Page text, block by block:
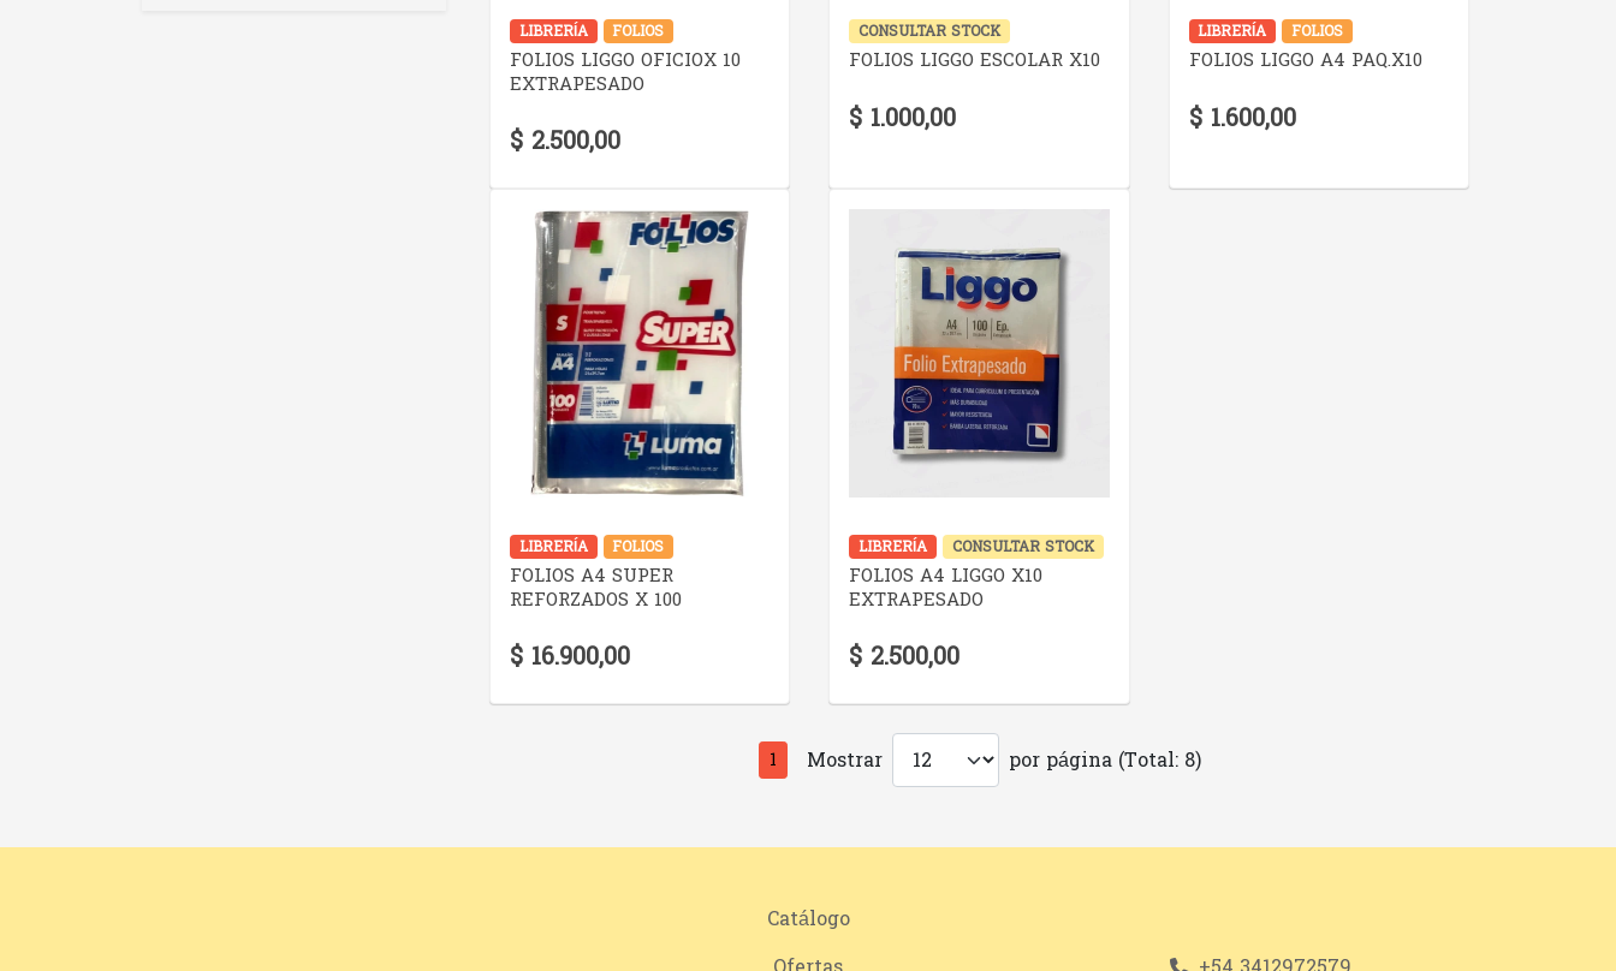
LIBRERÍA FOLIOS
FOLIOS LIGGO OFICIOX 10
EXTRAPESADO
$ 2.500,00
CONSULTAR STOCK
FOLIOS LIGGO ESCOLAR X10
$ 1.000,00
LIBRERÍA FOLIOS
FOLIOS LIGGO A4 PAQ.X10
$ 1.600,00
LIBRERÍA FOLIOS
FOLIOS A4 SUPER
REFORZADOS X 100
$ 16.900,00
VER DETALLE
LIBRERÍA CONSULTAR STOCK
FOLIOS A4 LIGGO X10
EXTRAPESADO
$ 2.500,00
1 Mostrar por página (Total: 8)
Catálogo